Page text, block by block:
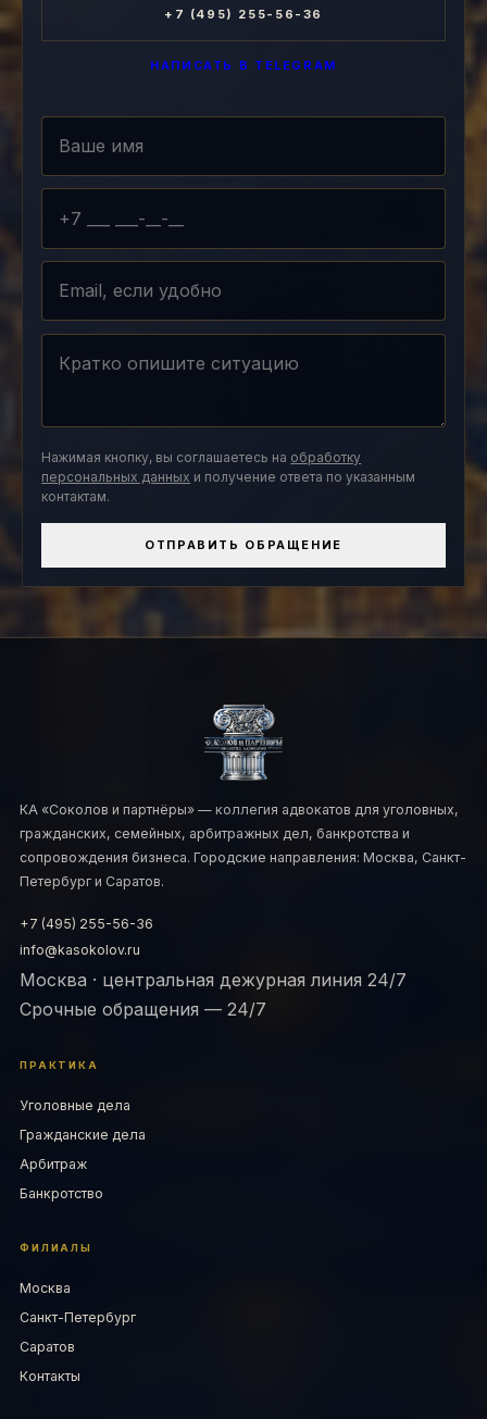
+7 (495) 255-56-36
НАПИСАТЬ В TELEGRAM
Нажимая кнопку, вы соглашаетесь на обработку
персональных данных и получение ответа по указанным
контактам.
ОТПРАВИТЬ ОБРАЩЕНИЕ
КА «Соколов и партнёры» — коллегия адвокатов для уголовных,
гражданских, семейных, арбитражных дел, банкротства и
сопровождения бизнеса. Городские направления: Москва, Санкт-
Петербург и Саратов.
+7 (495) 255-56-36
info@kasokolov.ru
Москва · центральная дежурная линия 24/7
Срочные обращения — 24/7
ПРАКТИКА
Уголовные дела
Гражданские дела
Арбитраж
Банкротство
ФИЛИАЛЫ
Москва
Санкт-Петербург
Саратов
Контакты